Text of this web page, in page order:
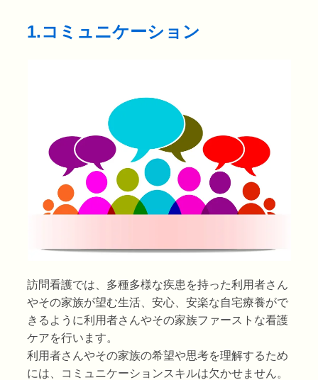
1.コミュニケーション
訪問看護では、多種多様な疾患を持った利用者さん
やその家族が望む生活、安心、安楽な自宅療養がで
きるように利用者さんやその家族ファーストな看護
ケアを行います。
利用者さんやその家族の希望や思考を理解するため
には、コミュニケーションスキルは欠かせません。